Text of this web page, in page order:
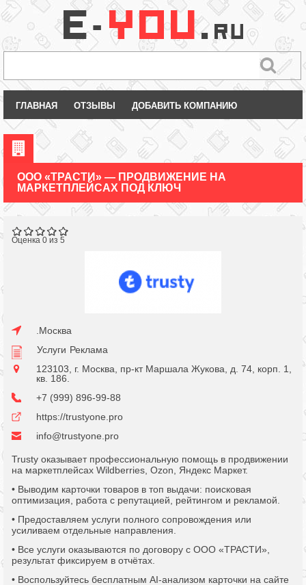
ГЛАВНАЯ ОТЗЫВЫ ДОБАВИТЬ КОМПАНИЮ
ООО «ТРАСТИ» — ПРОДВИЖЕНИЕ НА
МАРКЕТПЛЕЙСАХ ПОД КЛЮЧ
Оценка 0 из 5
.Москва
Услуги Реклама
123103, г. Москва, пр-кт Маршала Жукова, д. 74, корп. 1,
кв. 186.
+7 (999) 896-99-88
https://trustyone.pro
info@trustyone.pro
Trusty оказывает профессиональную помощь в продвижении
на маркетплейсах Wildberries, Ozon, Яндекс Маркет.
• Выводим карточки товаров в топ выдачи: поисковая
оптимизация, работа с репутацией, рейтингом и рекламой.
• Предоставляем услуги полного сопровождения или
усиливаем отдельные направления.
• Все услуги оказываются по договору с ООО «ТРАСТИ»,
результат фиксируем в отчётах.
• Воспользуйтесь бесплатным AI-анализом карточки на сайте